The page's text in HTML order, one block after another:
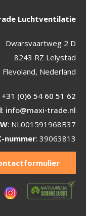
Luchtventilatie
Dwarsvaartweg 2 D
8243 RZ Lelystad
Flevoland, Nederland
+31 (0)6 54 60 51 62
: info@maxi-trade.nl
: NL001591968B37
nummer: 39063813